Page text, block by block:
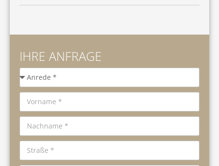
IHRE ANFRAGE